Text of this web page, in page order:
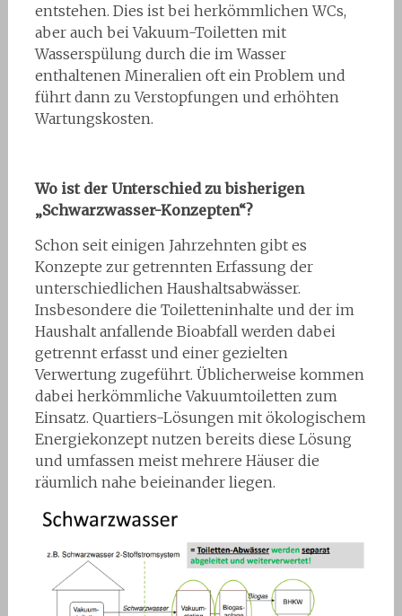
entstehen. Dies ist bei herkömmlichen WCs,
aber auch bei Vakuum-Toiletten mit
Wasserspülung durch die im Wasser
enthaltenen Mineralien oft ein Problem und
führt dann zu Verstopfungen und erhöhten
Wartungskosten.
Wo ist der Unterschied zu bisherigen
„Schwarzwasser-Konzepten“?
Schon seit einigen Jahrzehnten gibt es
Konzepte zur getrennten Erfassung der
unterschiedlichen Haushaltsabwässer.
Insbesondere die Toiletteninhalte und der im
Haushalt anfallende Bioabfall werden dabei
getrennt erfasst und einer gezielten
Verwertung zugeführt. Üblicherweise kommen
dabei herkömmliche Vakuumtoiletten zum
Einsatz. Quartiers-Lösungen mit ökologischem
Energiekonzept nutzen bereits diese Lösung
und umfassen meist mehrere Häuser die
räumlich nahe beieinander liegen.